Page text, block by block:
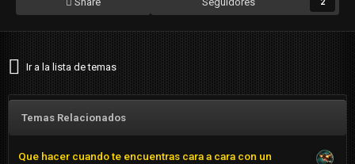
2
Ir a la lista de temas
Temas Relacionados
Que hacer cuando te encuentras cara a cara con un